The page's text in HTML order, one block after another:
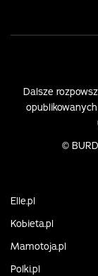
Dalsze
©
Elle.pl
Kobieta.pl
Mamotoja.pl
Polki.pl